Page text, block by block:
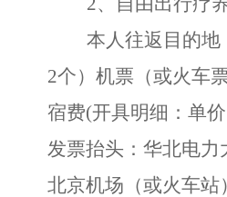
本人往返目的地
2个）机票（或火车
宿费(开具明细：单
发票抬头：华北电力
北京机场（或火车站